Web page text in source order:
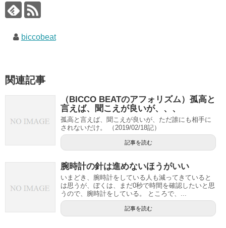
biccobeat
関連記事
（BICCO BEATのアフォリズム）孤高と
言えば、聞こえが良いが、、、
孤高と言えば、聞こえが良いが、ただ誰にも相手に
されないだけ。 （2019/02/18記）
記事を読む
腕時計の針は進めないほうがいい
いまどき、腕時計をしている人も減ってきていると
は思うが、ぼくは、まだ0秒で時間を確認したいと思
うので、腕時計をしている。 ところで、...
記事を読む